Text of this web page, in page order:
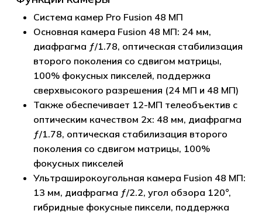
Система камер Pro Fusion 48 МП
Основная камера Fusion 48 МП: 24 мм,
диафрагма ƒ/1.78, оптическая стабилизация
второго поколения со сдвигом матрицы,
100% фокусных пикселей, поддержка
сверхвысокого разрешения (24 МП и 48 МП)
Также обеспечивает 12-МП телеобъектив с
оптическим качеством 2x: 48 мм, диафрагма
ƒ/1.78, оптическая стабилизация второго
поколения со сдвигом матрицы, 100%
фокусных пикселей
Ультраширокоугольная камера Fusion 48 МП:
13 мм, диафрагма ƒ/2.2, угол обзора 120°,
гибридные фокусные пиксели, поддержка